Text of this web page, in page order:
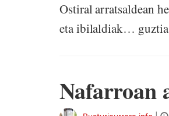
Ostiral arratsaldean
eta ibilaldiak… guztia,
Nafarroan